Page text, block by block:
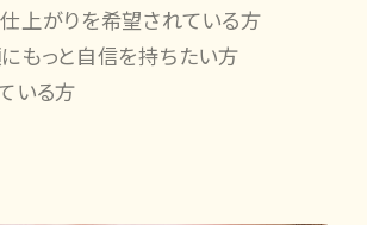
上がりを希望されている方
もっと自信を持ちたい方
いる方